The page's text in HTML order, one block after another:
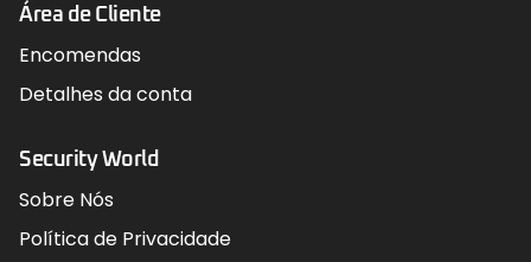
Área de Cliente
Encomendas
Detalhes da conta
Security World
Sobre Nós
Política de Privacidade